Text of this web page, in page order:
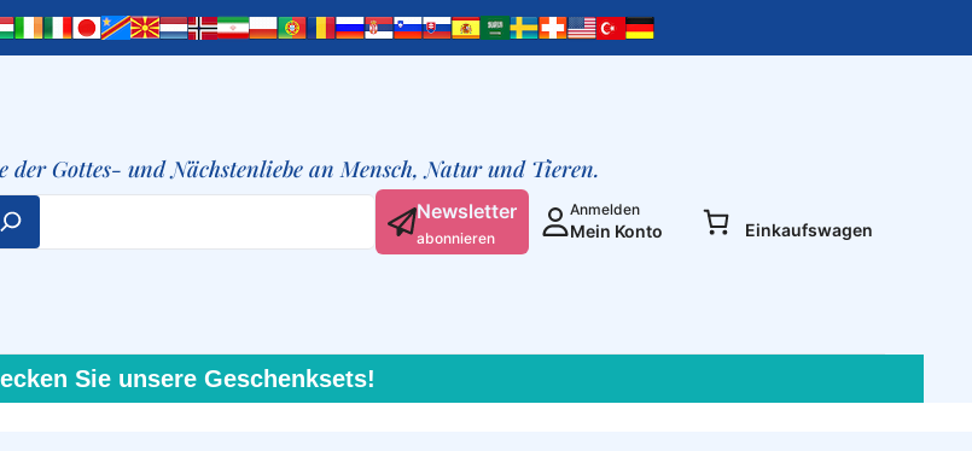
Gottes- und Nächstenliebe an Mensch, Natur und Tieren.
Newsletter
abonnieren
Anmelden
Mein Konto Einkaufswagen
Sie unsere Geschenksets!
Krieg
und